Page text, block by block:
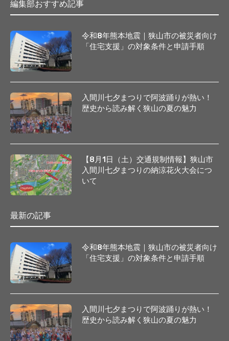
編集部おすすめ記事
令和8年熊本地震｜狭山市の被災者向け
「住宅支援」の対象条件と申請手順
入間川七夕まつりで阿波踊りが熱い！
歴史から読み解く狭山の夏の魅力
【8月1日（土）交通規制情報】狭山市
入間川七夕まつりの納涼花火大会につ
いて
最新の記事
令和8年熊本地震｜狭山市の被災者向け
「住宅支援」の対象条件と申請手順
入間川七夕まつりで阿波踊りが熱い！
歴史から読み解く狭山の夏の魅力